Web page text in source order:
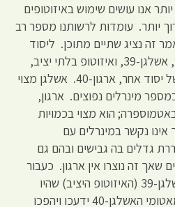
אנו עושים שימוש באיזוטופים
יותר. עומדות לרשותנו מספר רב
זה נציג שתיים מתוכן. ליסוד
הכימי אשלגן יש איזוטופ יציב, אשלגן-39, ואיזוטופ בלתי יציב,
אשלגן-40 הדועך לאיזוטופ של יסוד אחר, ארגון-40. אשלגן מצוי
מינרלים נפוצים. ארגון,
הוא מצוי בכמויות
נקשר במינרלים עם
גדלים בה גבישים ובהם גם
שאך זה נוצרו אין ארגון. כעבור
זמן, נשאר עם כל אטומי האשלגן-39 (האיזוטופ היציב) שהיו
במקור בדוגמה, אולם חלק מאטומי האשלגן-40 ידעכו ויהפכו